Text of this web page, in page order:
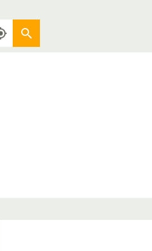
Aktuellen Standort